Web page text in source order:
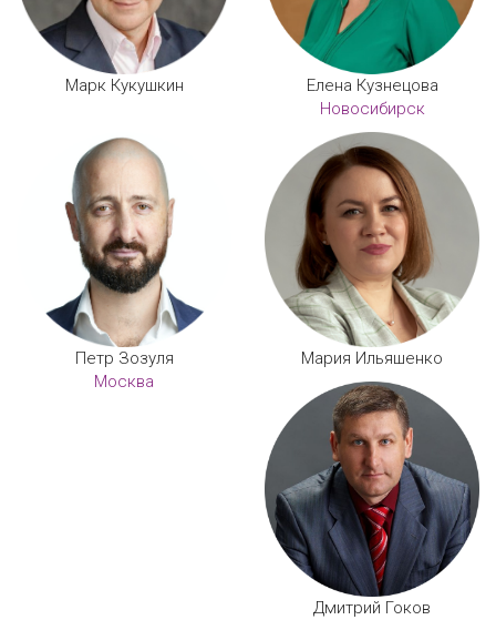
Марк Кукушкин
Елена Кузнецова
Новосибирск
Петр Зозуля
Москва
Мария Ильяшенко
Дмитрий Гоков